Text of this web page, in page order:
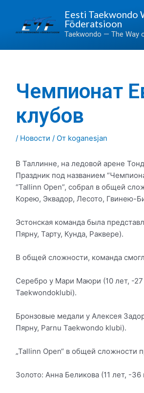
содержимому
Eesti Taekwondo
Föderatsioon
Taekwondo — The Way
Чемпионат
клубов
/ Новости / От koganesjan
В Таллинне, на ледовой арене
Праздник под названием
“Tallinn Open”, собрал в общей
Корею, Эквадор, Лесото, Гвинею-
Эстонская команда была
Пярну, Тарту, Кунда, Раквере).
В общей сложности, команда
Серебро у Мари Маюри (10 лет, -27
Taekwondoklubi).
Бронзовые медали у Алексея
Пярну, Parnu Taekwondo klubi).
„Tallinn Open“ в общей сложности
Золото: Анна Беликова (11 лет, -
Навигация
по